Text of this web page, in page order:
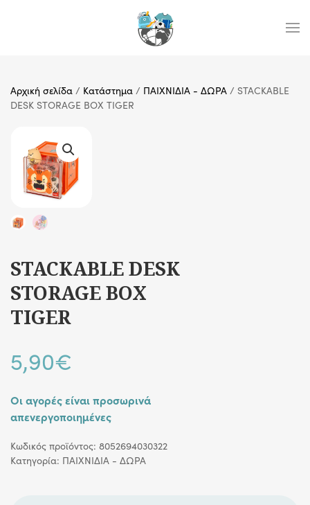
Αρχική σελίδα / Κατάστημα / ΠΑΙΧΝΙΔΙΑ - ΔΩΡΑ / STACKABLE
DESK STORAGE BOX TIGER
STACKABLE DESK
STORAGE BOX
TIGER
5,90€
Οι αγορές είναι προσωρινά
απενεργοποιημένες
Κωδικός προϊόντος: 8052694030322
Κατηγορία: ΠΑΙΧΝΙΔΙΑ - ΔΩΡΑ